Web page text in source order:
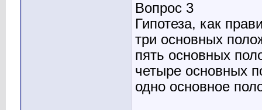
Вопрос 3
Гипотеза, как
три основных
пять основных
четыре основных
одно основное